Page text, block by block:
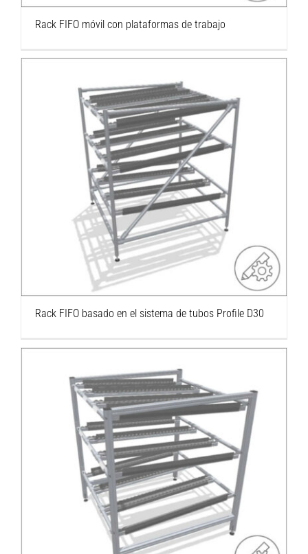
Rack FIFO móvil con plataformas de trabajo
Rack FIFO basado en el sistema de tubos
Profile D30
Rack FIFO basado en el sistema de tubos Profile D30
Rack FIFO para una producción lean